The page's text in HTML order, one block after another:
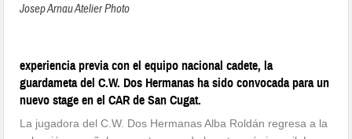
Josep Arnau Atelier Photo
experiencia previa con el equipo nacional cadete, la
guardameta del C.W. Dos Hermanas ha sido convocada para un
nuevo stage en el CAR de San Cugat.
La jugadora del C.W. Dos Hermanas Alba Roldán regresa a la